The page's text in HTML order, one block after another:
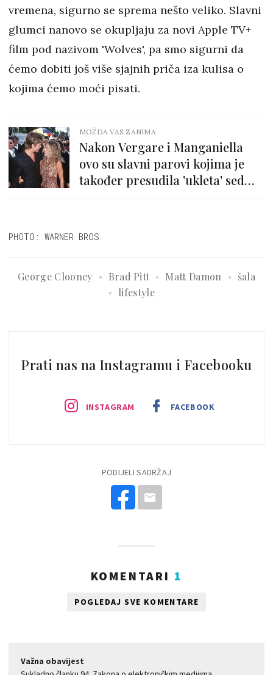
vremena, sigurno se sprema nešto veliko. Slavni
glumci nanovo se okupljaju za novi Apple TV+
film pod nazivom 'Wolves', pa smo sigurni da
ćemo dobiti još više sjajnih priča iza kulisa o
kojima ćemo moći pisati.
MOŽDA VAS ZANIMA
Nakon Vergare i Manganiella
ovo su slavni parovi kojima je
također presudila 'ukleta' sedma
PHOTO: WARNER BROS
George Clooney Brad Pitt Matt Damon
šala
lifestyle
Prati nas na Instagramu i Facebooku
INSTAGRAM FACEBOOK
PODIJELI SADRŽAJ
KOMENTARI 1
POGLEDAJ SVE KOMENTARE
Važna obavijest